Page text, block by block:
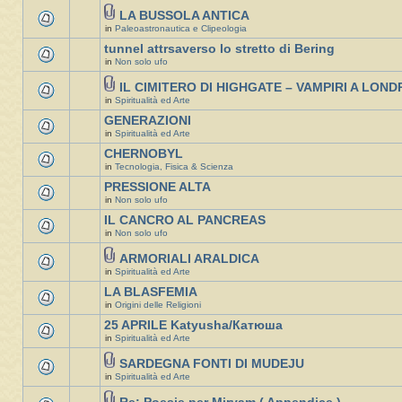
LA BUSSOLA ANTICA
in Paleoastronautica e Clipeologia
tunnel attrsaverso lo stretto di Bering
in Non solo ufo
IL CIMITERO DI HIGHGATE – VAMPIRI A
in Spiritualità ed Arte
GENERAZIONI
in Spiritualità ed Arte
CHERNOBYL
in Tecnologia, Fisica & Scienza
PRESSIONE ALTA
in Non solo ufo
IL CANCRO AL PANCREAS
in Non solo ufo
ARMORIALI ARALDICA
in Spiritualità ed Arte
LA BLASFEMIA
in Origini delle Religioni
25 APRILE Katyusha/Катюша
in Spiritualità ed Arte
SARDEGNA FONTI DI MUDEJU
in Spiritualità ed Arte